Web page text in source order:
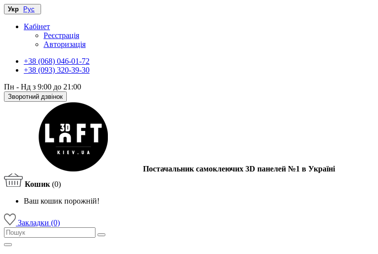
Укр Рус
Кабінет
Реєстрація
Авторизація
+38 (068) 046-01-72
+38 (093) 320-39-30
Пн - Нд з 9:00 до 21:00
Зворотний дзвінок
Постачальник самоклеючих 3D панелей №1 в Україні
Кошик (0)
Ваш кошик порожній!
Закладки (0)